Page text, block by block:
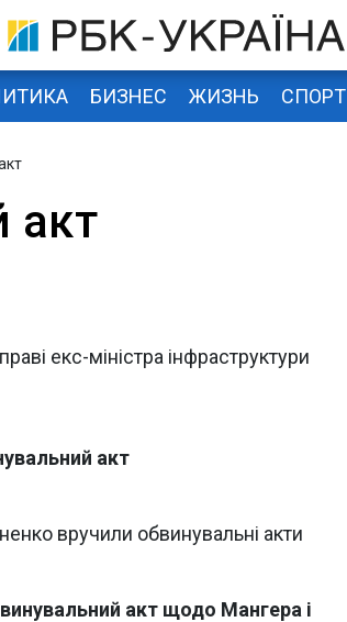
БИЗНЕС ЖИЗНЬ СПОРТ
акт
екс-міністра інфраструктури
акт
вручили обвинувальні акти
акт щодо Мангера і